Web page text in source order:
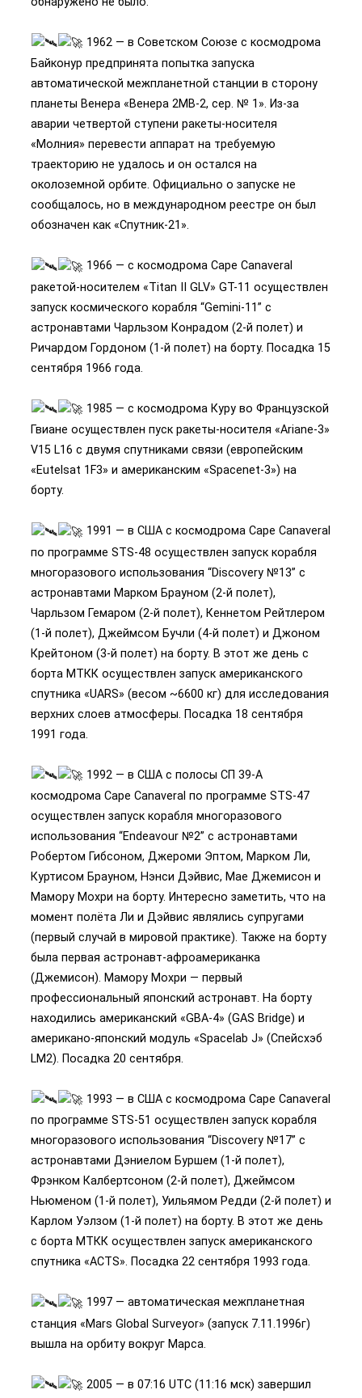
1962 — в Советском Союзе с космодрома
Байконур предпринята попытка запуска
автоматической межпланетной станции в сторону
планеты Венера «Венера 2МВ-2, сер. № 1». Из-за
аварии четвертой ступени ракеты-носителя
«Молния» перевести аппарат на требуемую
траекторию не удалось и он остался на
околоземной орбите. Официально о запуске не
сообщалось, но в международном реестре он был
обозначен как «Спутник-21».
1966 — с космодрома Cape Canaveral
ракетой-носителем «Titan II GLV» GT-11 осуществлен
запуск космического корабля “Gemini-11” с
астронавтами Чарльзом Конрадом (2-й полет) и
Ричардом Гордоном (1-й полет) на борту. Посадка 15
сентября 1966 года.
1985 — с космодрома Куру во Французской
Гвиане осуществлен пуск ракеты-носителя «Ariane-3»
V15 L16 с двумя спутниками связи (европейским
«Eutelsat 1F3» и американским «Spacenet-3») на
борту.
1991 — в США с космодрома Cape Canaveral
по программе STS-48 осуществлен запуск корабля
многоразового использования “Discovery №13” с
астронавтами Марком Брауном (2-й полет),
Чарльзом Гемаром (2-й полет), Кеннетом Рейтлером
(1-й полет), Джеймсом Бучли (4-й полет) и Джоном
Крейтоном (3-й полет) на борту. В этот же день с
борта МТКК осуществлен запуск американского
спутника «UARS» (весом ~6600 кг) для исследования
верхних слоев атмосферы. Посадка 18 сентября
1991 года.
1992 — в США с полосы СП 39-А
космодрома Cape Canaveral по программе STS-47
осуществлен запуск корабля многоразового
использования “Endeavour №2” с астронавтами
Робертом Гибсоном, Джероми Эптом, Марком Ли,
Куртисом Брауном, Нэнси Дэйвис, Мае Джемисон и
Мамору Мохри на борту. Интересно заметить, что на
момент полёта Ли и Дэйвис являлись супругами
(первый случай в мировой практике). Также на борту
была первая астронавт-афроамериканка
(Джемисон). Мамору Мохри — первый
профессиональный японский астронавт. На борту
находились американский «GBA-4» (GAS Bridge) и
американо-японский модуль «Spacelab J» (Спейсхэб
LM2). Посадка 20 сентября.
1993 — в США с космодрома Cape Canaveral
по программе STS-51 осуществлен запуск корабля
многоразового использования “Discovery №17” с
астронавтами Дэниелом Буршем (1-й полет),
Фрэнком Калбертсоном (2-й полет), Джеймсом
Ньюменом (1-й полет), Уильямом Редди (2-й полет) и
Карлом Уэлзом (1-й полет) на борту. В этот же день
с борта МТКК осуществлен запуск американского
спутника «ACTS». Посадка 22 сентября 1993 года.
1997 — автоматическая межпланетная
станция «Mars Global Surveyor» (запуск 7.11.1996г)
вышла на орбиту вокруг Марса.
2005 — в 07:16 UTC (11:16 мск) завершил